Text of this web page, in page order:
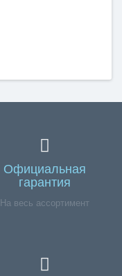
Официальная
гарантия
На весь ассортимент